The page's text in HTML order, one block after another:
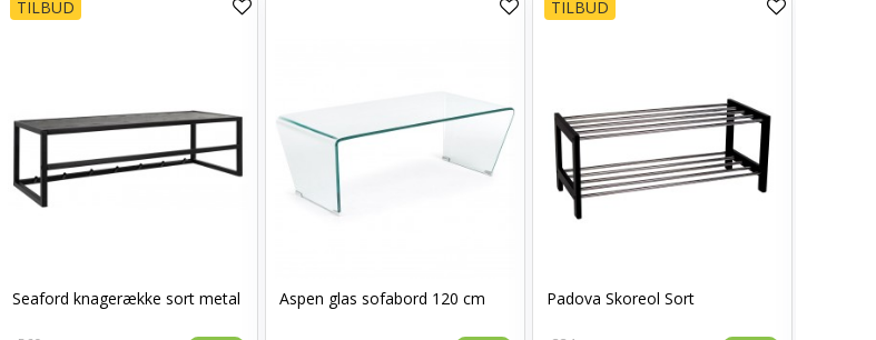
TILBUD
Seaford knagerække sort metal Aspen glas sofabord 120 cm
TILBUD
Padova Skoreol Sort